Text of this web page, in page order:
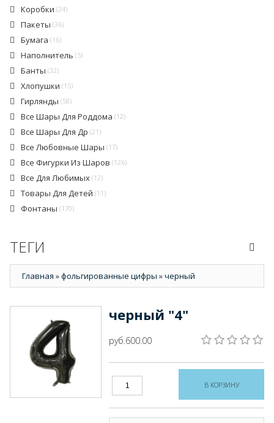
Коробки (24)
Пакеты (36)
Бумага (16)
Наполнитель (5)
Банты (32)
Хлопушки (15)
Гирлянды (58)
Все Шары Для Роддома (12)
Все Шары Для Др (21)
Все Любовные Шары (17)
Все Фигурки Из Шаров (126)
Все Для Любимых (12)
Товары Для Детей (11)
Фонтаны (170)
ТЕГИ
Главная »фольгированные цифры »черный
черный "4"
руб.600.00